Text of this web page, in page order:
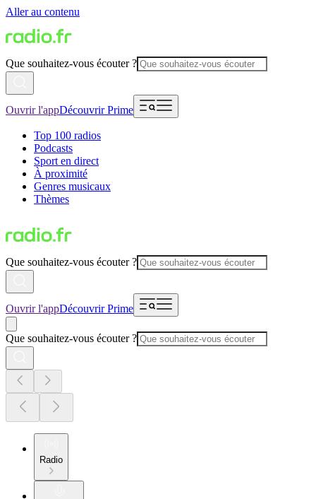
Aller au contenu
Que souhaitez-vous écouter ?
Ouvrir l'appDécouvrir Prime
Top 100 radios
Podcasts
Sport en direct
À proximité
Genres musicaux
Thèmes
Que souhaitez-vous écouter ?
Ouvrir l'appDécouvrir Prime
Que souhaitez-vous écouter ?
Radio